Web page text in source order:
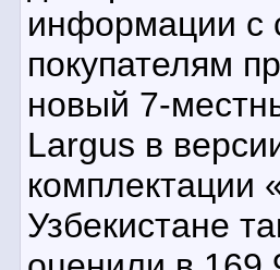
информации с
покупателям
новый 7-
Largus в
комплектации
Узбекистане